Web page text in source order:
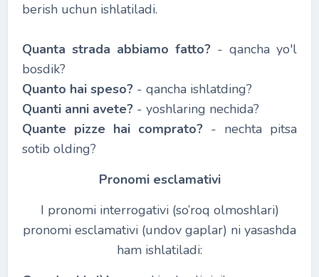
berish uchun ishlatiladi.
Quanta strada abbiamo fatto? - qancha yo'l
bosdik?
Quanto hai speso? - qancha ishlatding?
Quanti anni avete? - yoshlaring nechida?
Quante pizze hai comprato? - nechta pitsa
sotib olding?
Pronomi esclamativi
I pronomi interrogativi (so’roq olmoshlari)
pronomi esclamativi (undov gaplar) ni yasashda
ham ishlatiladi: